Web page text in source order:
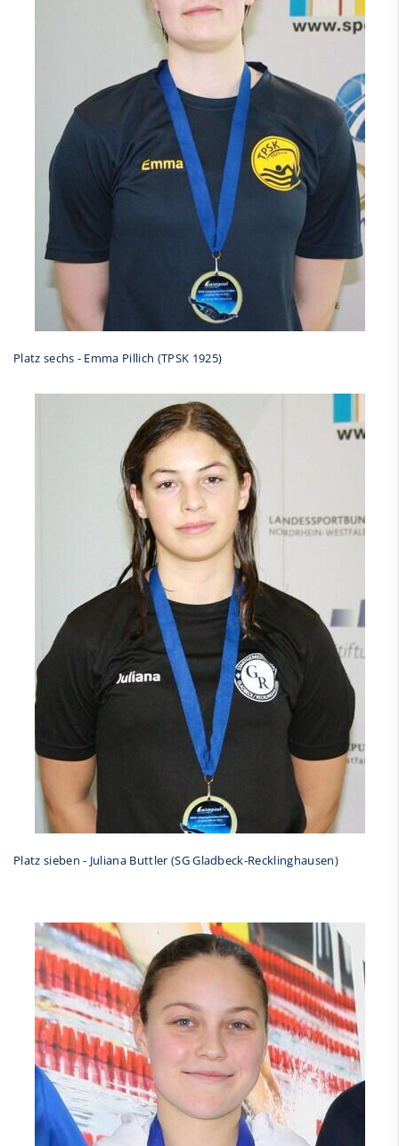
Platz sechs - Emma Pillich (TPSK 1925)
Platz sieben - Juliana Buttler (SG Gladbeck-Recklinghausen)